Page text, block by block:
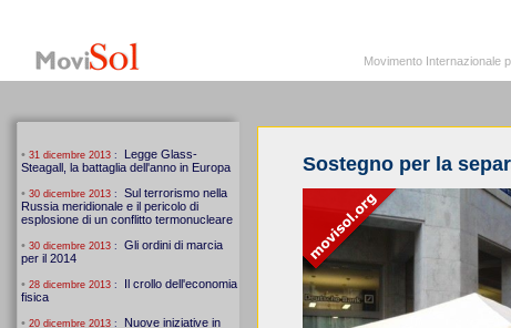
Movimento Internazionale
Sostegno per la